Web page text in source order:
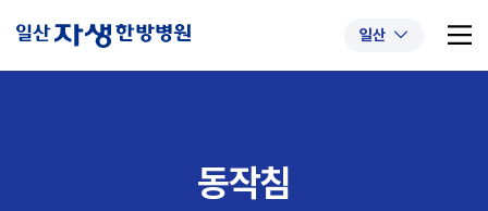
일산
#초음파약침 #척추압박골절
동작침